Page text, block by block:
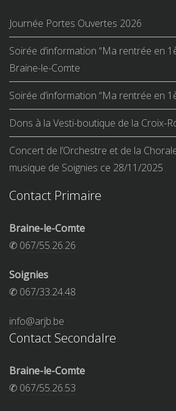
Journée Portes Ouvertes 2026
Soirée d’information “Ma rentrée en
Braine-le-Comte
Soirée d’information “Ma rentrée en
Dons à la Vesti-boutique de la Croix-
Concert de l’Orchestre et de la
musique de Soignies ce 28/11/2025
Contact Primaire
Braine-le-Comte
✆ 067/55.26.26
Soignies
✆ 067/33.24.48
info@arjb.be
Contact Secondalre
Braine-le-Comte
✆ 067/55.26.53